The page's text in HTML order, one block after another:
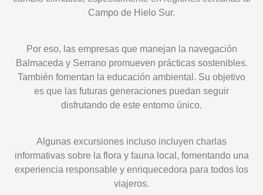
Campo de Hielo Sur.
Por eso, las empresas que manejan la navegación
Balmaceda y Serrano promueven prácticas sostenibles.
También fomentan la educación ambiental. Su objetivo
es que las futuras generaciones puedan seguir
disfrutando de este entorno único.
Algunas excursiones incluso incluyen charlas
informativas sobre la flora y fauna local, fomentando una
experiencia responsable y enriquecedora para todos los
viajeros.